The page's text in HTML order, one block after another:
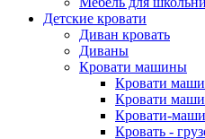
Детские кровати
Диван кровать
Диваны
Кровати машины
Кровати
Кровати
Кровати-
Кровать -